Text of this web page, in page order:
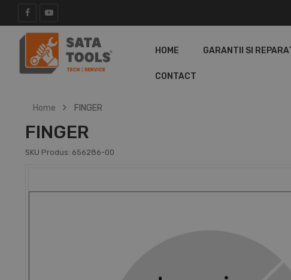
HOME GARANTII SI
CONTACT
Home FINGER
FINGER
SKU Produs: 656286-00